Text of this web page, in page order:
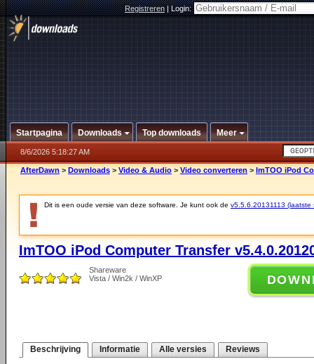
Registreren|Login:
Startpagina Downloads Top downloads Meer
8/6/2026 5:18:27 AM
AfterDawn > Downloads > Video & Audio > Video converteren > ImTOO iPod
Dit is een oude versie van deze software. Je kunt ook de v5.5.6.20131113 (laatste
ImTOO iPod Computer Transfer
Shareware
Vista / Win2k / WinXP
Beschrijving Informatie Alle versies Reviews